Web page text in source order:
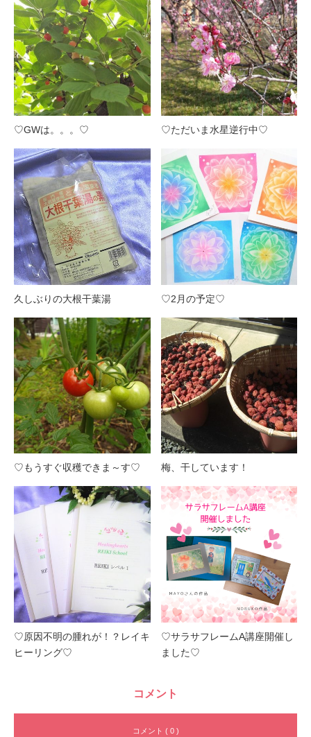
♡GWは。。。♡ ♡ただいま水星逆行中♡
久しぶりの大根干葉湯 ♡2月の予定♡
♡もうすぐ収穫できま～す♡ 梅、干しています！
♡原因不明の腫れが！？レイキ
ヒーリング♡
♡サラサフレームA講座開催し
ました♡
コメント
コメント ( 0 )